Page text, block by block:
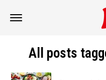
All posts